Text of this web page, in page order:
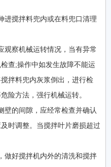
进搅拌料兜内或在料兜口清理
观察机械运转情况，当有异常
查;操作中如发生故障不能运
拌料兜内灰浆倒出，进行检
险方法，强行机械运转。
壁的间隙，应经常检查并确认
时调整。当搅拌叶片磨损超过
做好搅拌机内外的清洗和搅拌